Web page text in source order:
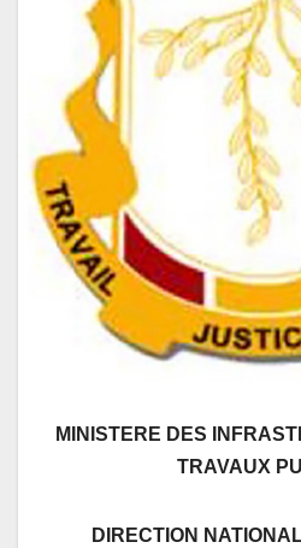
MINISTERE DES
TRAVAUX
DIRECTION